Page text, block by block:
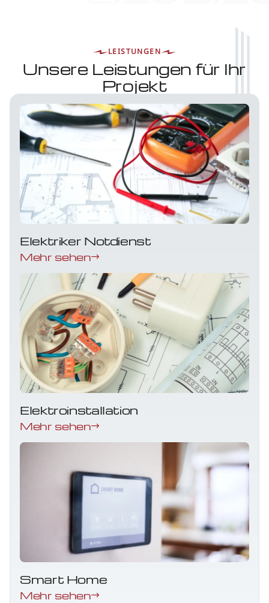
LEISTUNGEN
Unsere Leistungen für Ihr
Projekt
Elektriker Notdienst
Mehr sehen
Elektroinstallation
Mehr sehen
Smart Home
Mehr sehen